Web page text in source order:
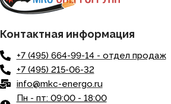
Контактная информация
+7 (495) 664-99-14 - отдел продаж
+7 (495) 215-06-32
info@mkc-energo.ru
Пн - пт: 09:00 - 18:00